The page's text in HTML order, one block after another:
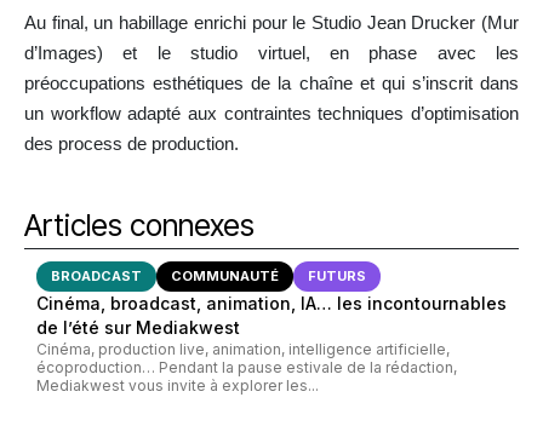
Au final, un habillage enrichi pour le Studio Jean Drucker (Mur
d’Images) et le studio virtuel, en phase avec les
préoccupations esthétiques de la chaîne et qui s’inscrit dans
un workflow adapté aux contraintes techniques d’optimisation
des process de production.
Articles connexes
BROADCAST COMMUNAUTÉ FUTURS
Cinéma, broadcast, animation, IA… les incontournables
de l’été sur Mediakwest
Cinéma, production live, animation, intelligence artificielle,
écoproduction… Pendant la pause estivale de la rédaction,
Mediakwest vous invite à explorer les...